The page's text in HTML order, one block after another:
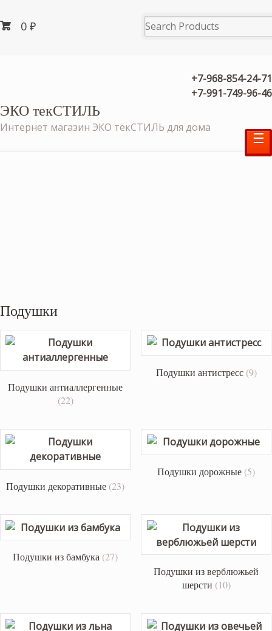
0₽
+7-968-854-24-71
+7-991-749-96-46
ЭКО текСТИЛЬ
Интернет магазин ЭКО текСТИЛЬ для дома
☰
Подушки
Подушки антиаллергенные
(22)
Подушки антистресс (9)
Подушки декоративные (23)
Подушки дорожные (5)
Подушки из бамбука (27)
Подушки из верблюжьей
шерсти (10)